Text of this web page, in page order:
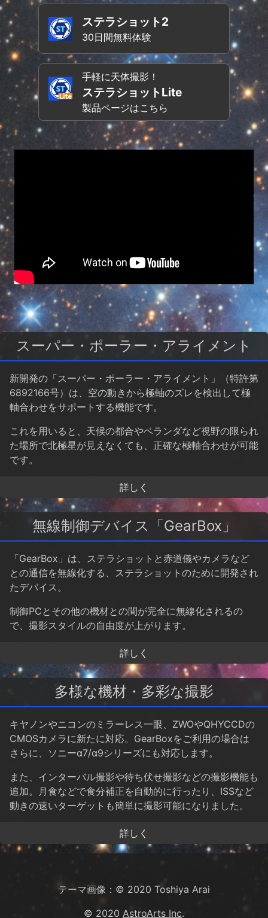
ステラショット2
30日間無料体験
手軽に天体撮影！
ステラショットLite
製品ページはこちら
スーパー・ポーラー・アライメント
新開発の「スーパー・ポーラー・アライメント」（特許第
6892166号）は、空の動きから極軸のズレを検出して極
軸合わせをサポートする機能です。
これを用いると、天候の都合やベランダなど視野の限られ
た場所で北極星が見えなくても、正確な極軸合わせが可能
です。
詳しく
無線制御デバイス「GearBox」
「GearBox」は、ステラショットと赤道儀やカメラなど
との通信を無線化する、ステラショットのために開発され
たデバイス。
制御PCとその他の機材との間が完全に無線化されるの
で、撮影スタイルの自由度が上がります。
詳しく
多様な機材・多彩な撮影
キヤノンやニコンのミラーレス一眼、ZWOやQHYCCDの
CMOSカメラに新たに対応。GearBoxをご利用の場合は
さらに、ソニーα7/α9シリーズにも対応します。
また、インターバル撮影や待ち伏せ撮影などの撮影機能も
追加。月食などで食分補正を自動的に行ったり、ISSなど
動きの速いターゲットも簡単に撮影可能になりました。
詳しく
テーマ画像：© 2020 Toshiya Arai
© 2020 AstroArts Inc.